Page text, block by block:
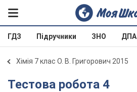
ГДЗ Підручники ЗНО ДПА
Хімія 7 клас О. В. Григорович 2015
Тестова робота 4